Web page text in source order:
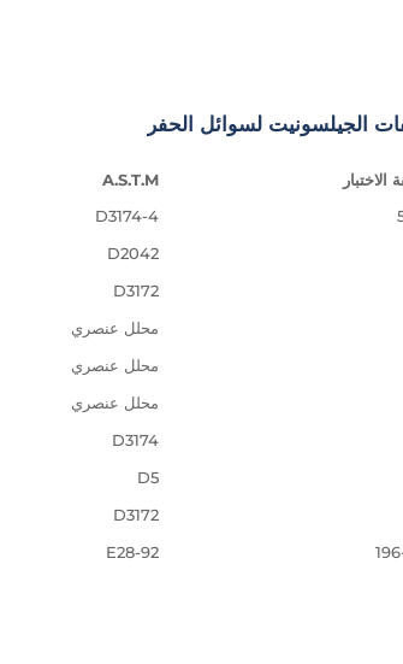
الجيلسونيت لسوائل الحفر
الاختبار
A.S.T.M
D3174-4
D2042
D3172
محلل عنصري
محلل عنصري
محلل عنصري
D3174
D5
D3172
E28-92